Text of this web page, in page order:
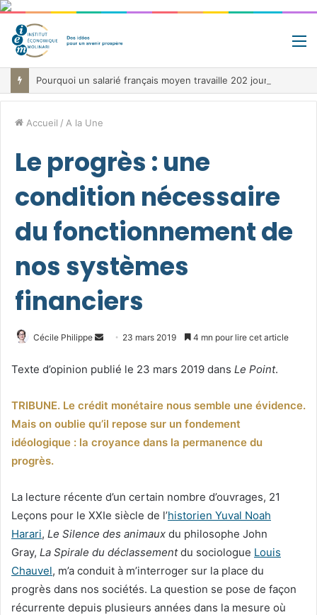
Accueil / A la Une
Le progrès : une
condition nécessaire
du fonctionnement de
nos systèmes
financiers
Cécile Philippe
Envoyer
courriel
23 mars 2019 4 mn pour lire cet article
Texte d’opinion publié le 23 mars 2019 dans Le Point.
TRIBUNE. Le crédit monétaire nous semble une évidence.
Mais on oublie qu’il repose sur un fondement
idéologique : la croyance dans la permanence du
progrès.
La lecture récente d’un certain nombre d’ouvrages, 21
Leçons pour le XXIe siècle de l’historien Yuval Noah
Harari, Le Silence des animaux du philosophe John
Gray, La Spirale du déclassementdu sociologue Louis
Chauvel, m’a conduit à m’interroger sur la place du
progrès dans nos sociétés. La question se pose de façon
récurrente depuis plusieurs années dans la mesure où